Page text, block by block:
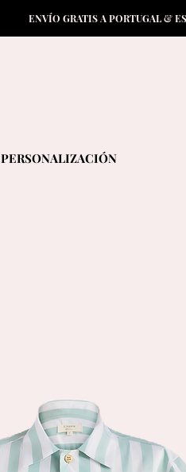
ENVÍO GRATIS A PORTUGAL &
PERSONALIZACIÓN